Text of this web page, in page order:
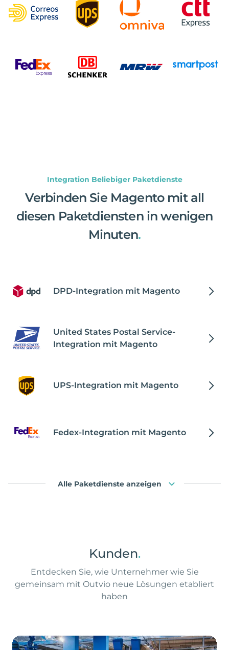
Integration Beliebiger Paketdienste
Verbinden Sie Magento mit all
diesen Paketdiensten in wenigen
Minuten.
DPD-Integration mit Magento
United States Postal Service-
Integration mit Magento
UPS-Integration mit Magento
Fedex-Integration mit Magento
Alle Paketdienste anzeigen
Kunden.
Entdecken Sie, wie Unternehmer wie Sie
gemeinsam mit Outvio neue Lösungen etabliert
haben